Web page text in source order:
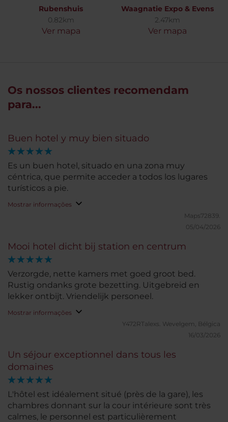
Rubenshuis
0.82km
Ver mapa
Waagnatie Expo & Evens
2.47km
Ver mapa
Os nossos clientes recomendam
para...
Buen hotel y muy bien situado
Es un buen hotel, situado en una zona muy
céntrica, que permite acceder a todos los lugares
turísticos a pie.
Mostrar informações
Maps72839.
05/04/2026
Mooi hotel dicht bij station en centrum
Verzorgde, nette kamers met goed groot bed.
Rustig ondanks grote bezetting. Uitgebreid en
lekker ontbijt. Vriendelijk personeel.
Mostrar informações
Y472RTalexs. Wevelgem, Bélgica
16/03/2026
Un séjour exceptionnel dans tous les
domaines
L'hôtel est idéalement situé (près de la gare), les
chambres donnant sur la cour intérieure sont très
calmes, le personnel est particulièrement